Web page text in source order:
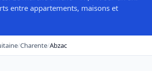
entre appartements, maisons et
/Charente/Abzac